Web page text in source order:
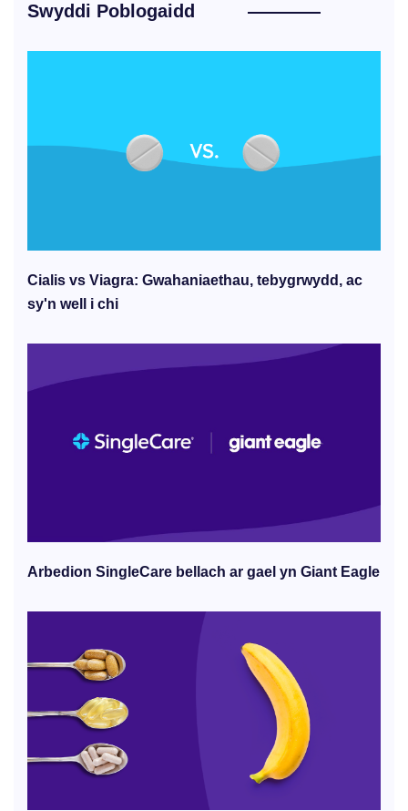
Swyddi Poblogaidd
Cialis vs Viagra: Gwahaniaethau, tebygrwydd, ac
sy'n well i chi
Arbedion SingleCare bellach ar gael yn Giant Eagle